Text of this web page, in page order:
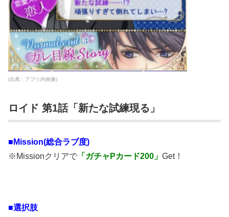
(出典：アプリ内画像)
ロイド 第1話「新たな試練現る」
■Mission(総合ラブ度)
※Missionクリアで 「ガチャPカード200」 Get！
■選択肢